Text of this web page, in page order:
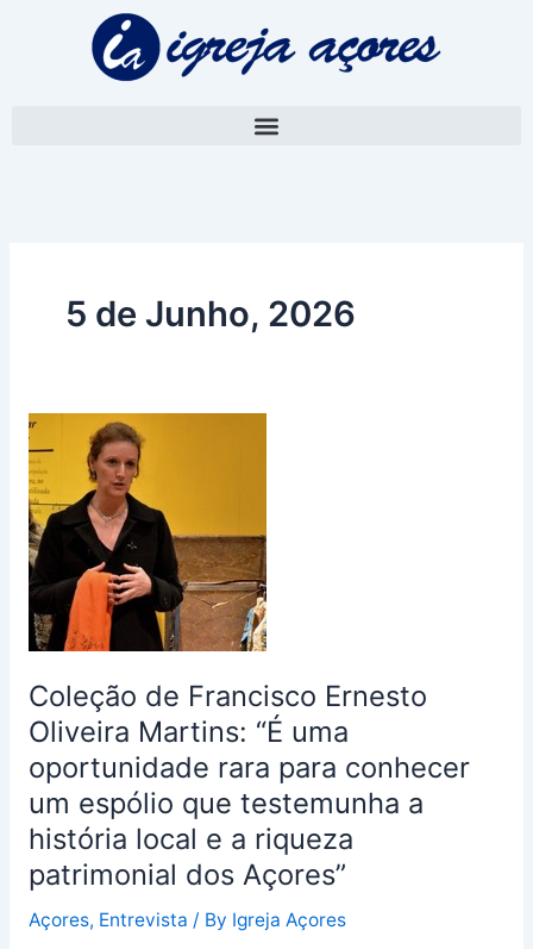
5 de Junho, 2026
Coleção de Francisco Ernesto
Oliveira Martins: “É uma
oportunidade rara para conhecer
um espólio que testemunha a
história local e a riqueza
patrimonial dos Açores”
Açores, Entrevista / By Igreja Açores
Coleção
de
Francisco
Ernesto
Oliveira
Martins:
uma
rara
para
conhecer
um
espólio
que
testemunha
história